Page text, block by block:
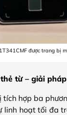
được trang bị
từ – giải
hợp ba
hoạt tối đa